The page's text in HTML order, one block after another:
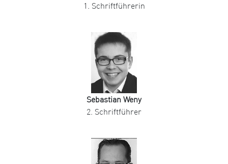
1. Schriftführerin
Sebastian Weny
2. Schriftführer